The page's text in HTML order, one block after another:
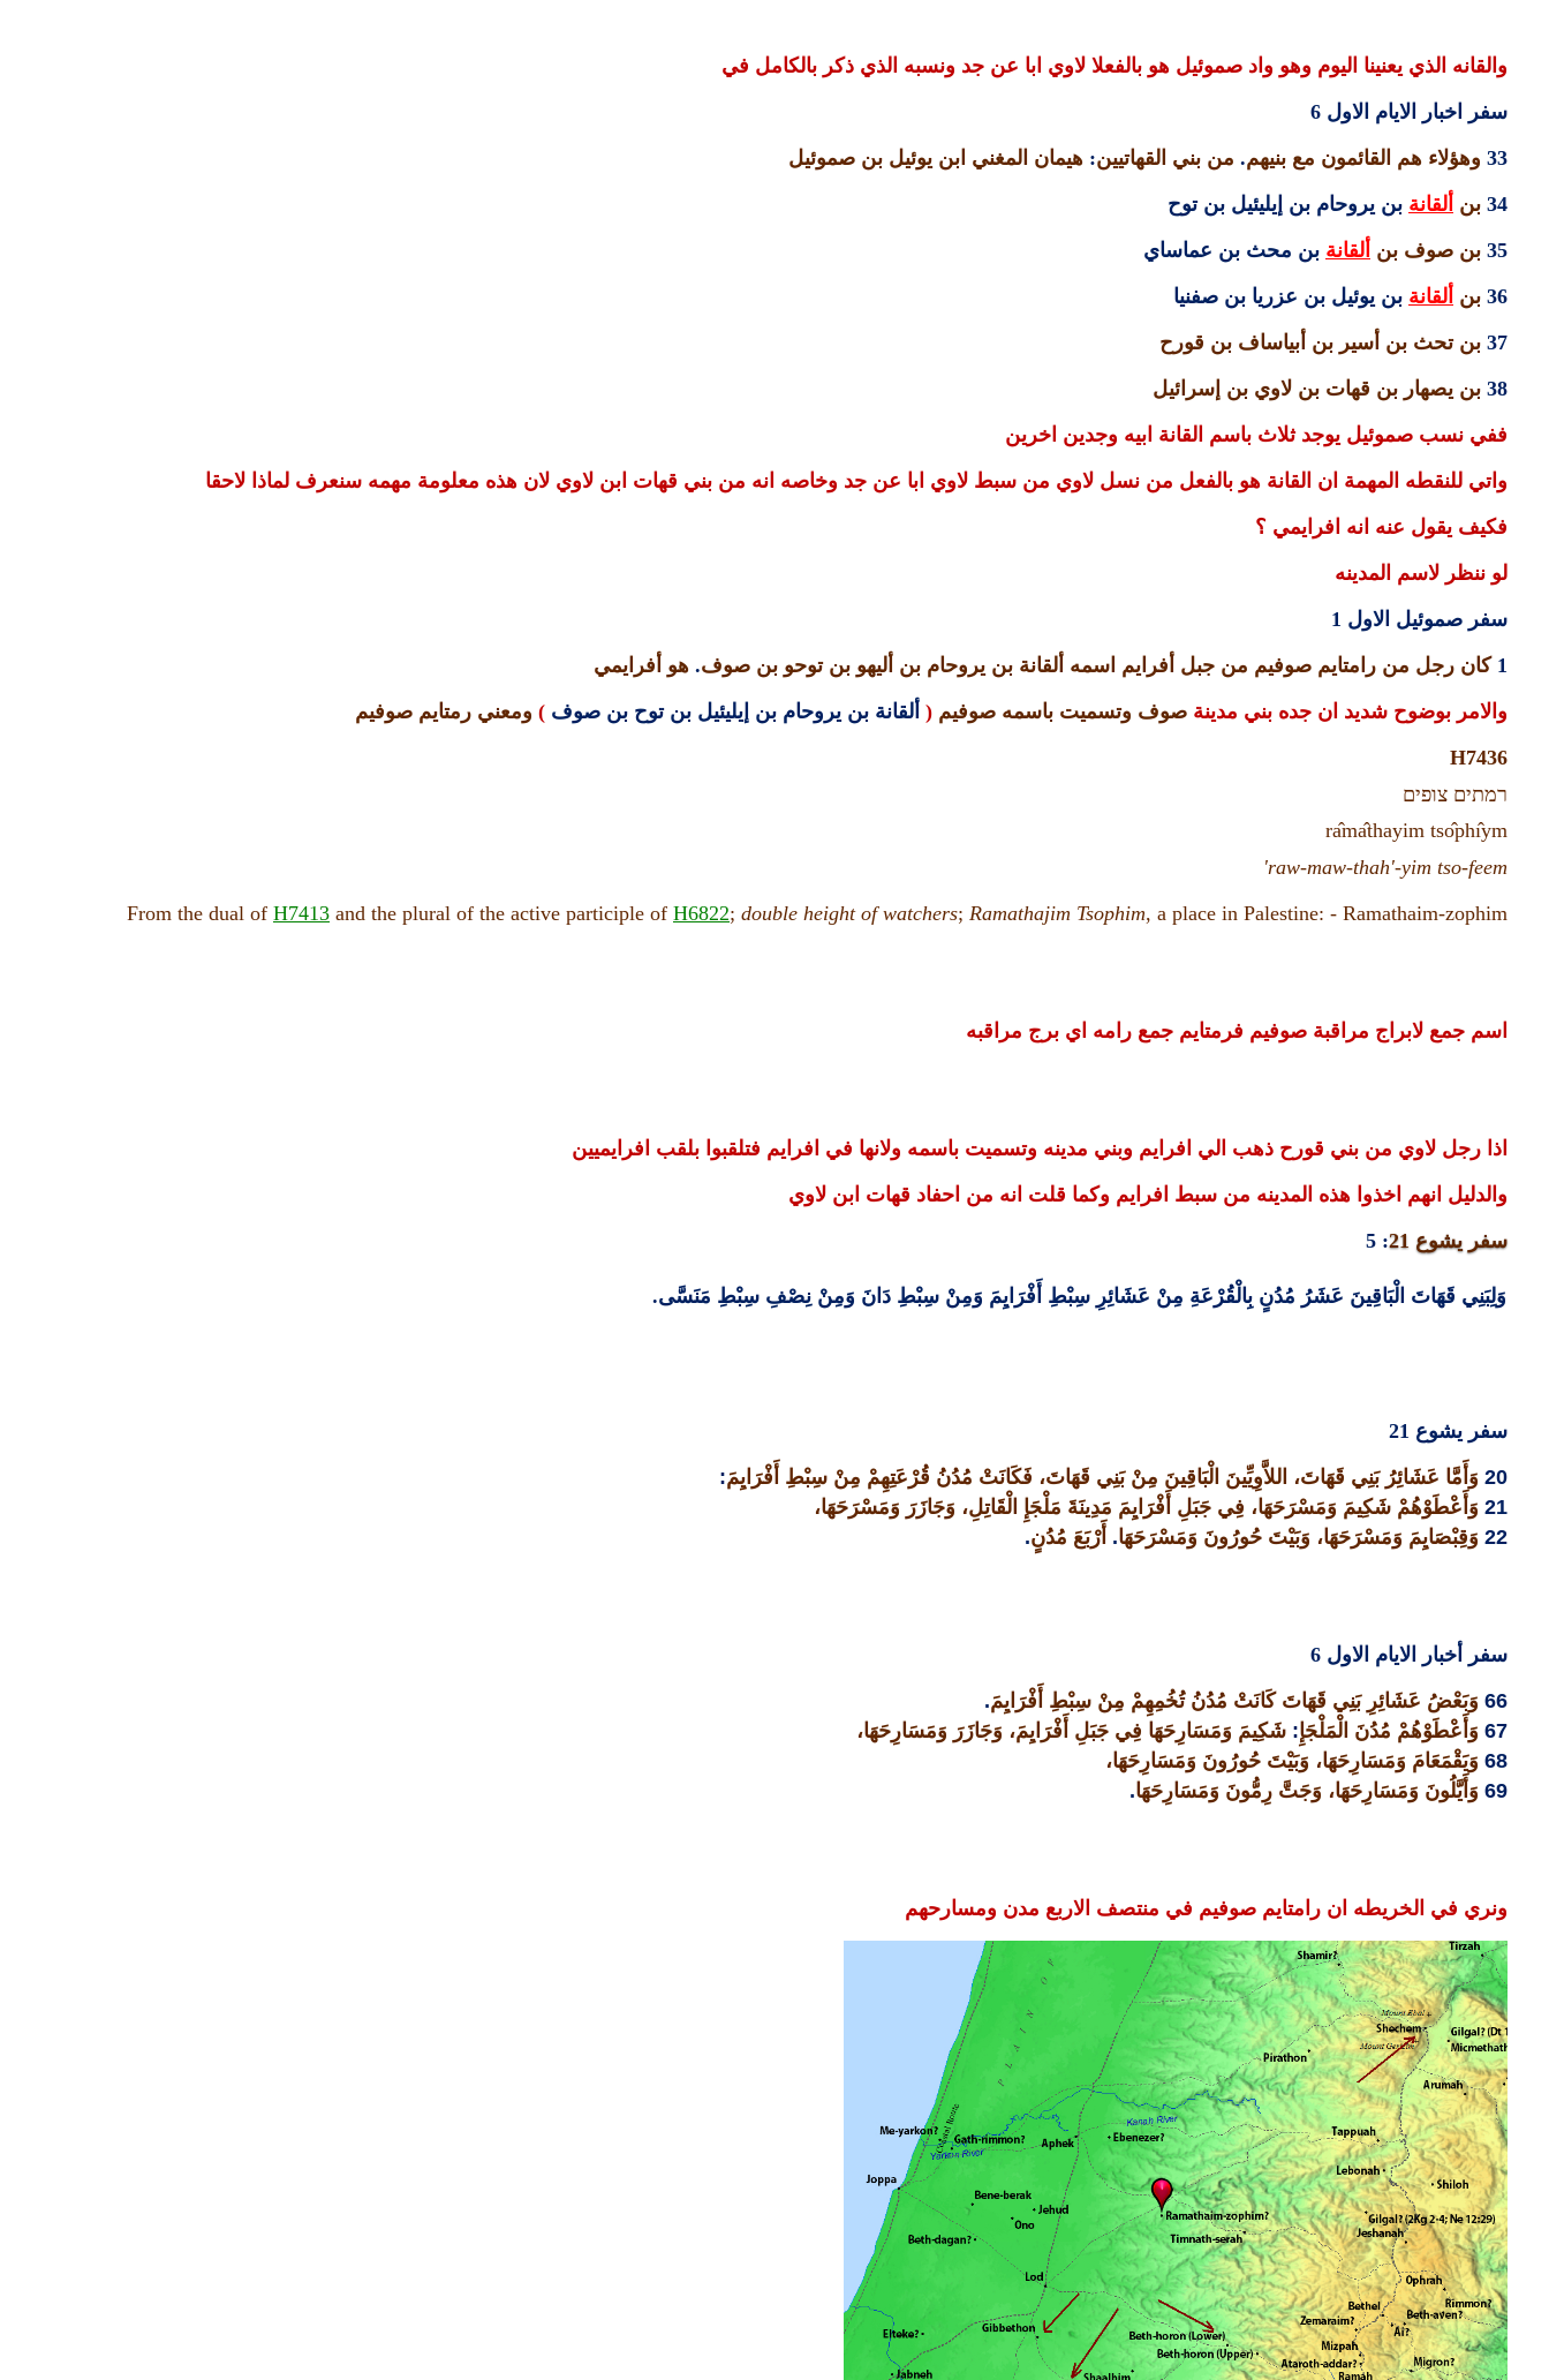
والقانه الذي يعنينا اليوم وهو واد صموئيل هو بالفعلا لاوي ابا عن جد ونسبه الذي ذكر بالكامل في
سفر اخبار الايام الاول 6
33 وهؤلاء هم القائمون مع بنيهم. من بني القهاتيين: هيمان المغني ابن يوئيل بن صموئيل
34 بن ألقانة بن يروحام بن إيليئيل بن توح
35 بن صوف بن ألقانة بن محث بن عماساي
36 بن ألقانة بن يوئيل بن عزريا بن صفنيا
37 بن تحث بن أسير بن أبياساف بن قورح
38 بن يصهار بن قهات بن لاوي بن إسرائيل
ففي نسب صموئيل يوجد ثلاث باسم القانة ابيه وجدين اخرين
واتي للنقطه المهمة ان القانة هو بالفعل من نسل لاوي من سبط لاوي ابا عن جد وخاصه انه من بني قهات ابن لاوي لان هذه معلومة مهمه سنعرف لماذا لاحقا
فكيف يقول عنه انه افرايمي ؟
لو ننظر لاسم المدينه
سفر صموئيل الاول 1
1 كان رجل من رامتايم صوفيم من جبل أفرايم اسمه ألقانة بن يروحام بن أليهو بن توحو بن صوف. هو أفرايمي
والامر بوضوح شديد ان جده بني مدينة صوف وتسميت باسمه صوفيم ( ألقانة بن يروحام بن إيليئيل بن توح بن صوف ) ومعني رمتايم صوفيم
H7436
רמתים צופים
ramathayim tsophıym
raw-maw-thah'-yim tso-feem'
From the dual of H7413 and the plural of the active participle of H6822; double height of watchers; Ramathajim Tsophim, a place in Palestine: - Ramathaim-zophim
اسم جمع لابراج مراقبة صوفيم فرمتايم جمع رامه اي برج مراقبه
اذا رجل لاوي من بني قورح ذهب الي افرايم وبني مدينه وتسميت باسمه ولانها في افرايم فتلقبوا بلقب افرايميين
والدليل انهم اخذوا هذه المدينه من سبط افرايم وكما قلت انه من احفاد قهات ابن لاوي
سفر يشوع 21
: 5
وَلِبَنِي قَهَاتَ الْبَاقِينَ عَشَرُ مُدُنٍ بِالْقُرْعَةِ مِنْ عَشَائِرِ سِبْطِ أَفْرَايِمَ وَمِنْ سِبْطِ دَانَ وَمِنْ نِصْفِ سِبْطِ مَنَسَّى.
سفر يشوع 21
20 وَأَمَّا عَشَائِرُ بَنِي قَهَاتَ، اللاَّوِيِّينَ الْبَاقِينَ مِنْ بَنِي قَهَاتَ، فَكَانَتْ مُدُنُ قُرْعَتِهِمْ مِنْ سِبْطِ أَفْرَايِمَ:
21 وَأَعْطَوْهُمْ شَكِيمَ وَمَسْرَحَهَا، فِي جَبَلِ أَفْرَايِمَ مَدِينَةَ مَلْجَإِ الْقَاتِلِ، وَجَازَرَ وَمَسْرَحَهَا،
22 وَقِبْصَايِمَ وَمَسْرَحَهَا، وَبَيْتَ حُورُونَ وَمَسْرَحَهَا. أَرْبَعَ مُدُنٍ.
سفر أخبار الايام الاول 6
66 وَبَعْضُ عَشَائِرِ بَنِي قَهَاتَ كَانَتْ مُدُنُ تُخُمِهِمْ مِنْ سِبْطِ أَفْرَايِمَ.
67 وَأَعْطَوْهُمْ مُدُنَ الْمَلْجَإِ: شَكِيمَ وَمَسَارِحَهَا فِي جَبَلِ أَفْرَايِمَ، وَجَازَرَ وَمَسَارِحَهَا،
68 وَيَقْمَعَامَ وَمَسَارِحَهَا، وَبَيْتَ حُورُونَ وَمَسَارِحَهَا،
69 وَأَيَّلُونَ وَمَسَارِحَهَا، وَجَتَّ رِمُّونَ وَمَسَارِحَهَا.
ونري في الخريطه ان رامتايم صوفيم في منتصف الاربع مدن ومسارحهم